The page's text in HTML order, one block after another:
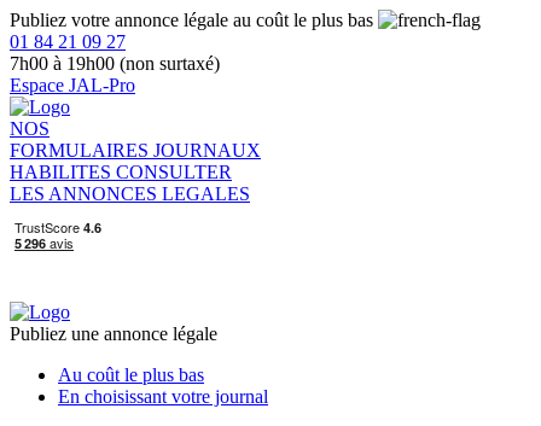
Publiez votre annonce légale au coût le plus bas
01 84 21 09 27
7h00 à 19h00 (non surtaxé)
Espace JAL-Pro
NOS
FORMULAIRES JOURNAUX
HABILITES CONSULTER
LES ANNONCES LEGALES
Publiez une annonce légale
Au coût le plus bas
En choisissant votre journal